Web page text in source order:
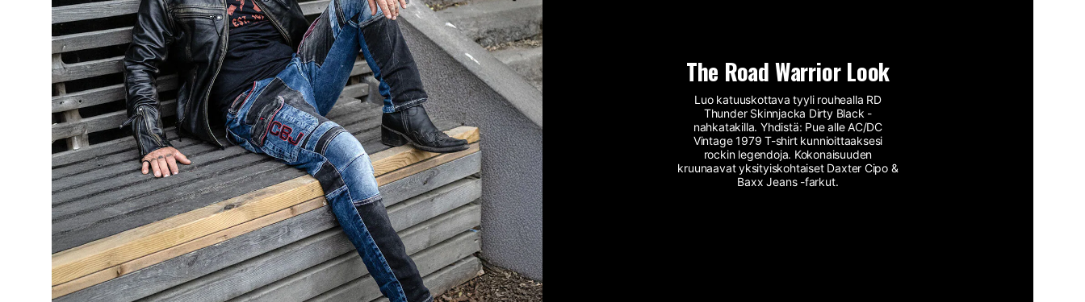
The Road Warrior Look
Luo katuuskottava tyyli rouhealla RD
Thunder Skinnjacka Dirty Black -
nahkatakilla. Yhdistä: Pue alle AC/DC
Vintage 1979 T-shirt kunnioittaaksesi
rockin legendoja. Kokonaisuuden
kruunaavat yksityiskohtaiset Daxter Cipo &
Baxx Jeans -farkut.